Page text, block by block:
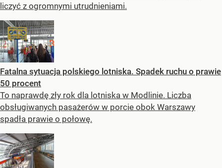
liczyć z ogromnymi utrudnieniami.
Fatalna sytuacja polskiego lotniska. Spadek ruchu o prawie
50 procent
To naprawdę zły rok dla lotniska w Modlinie. Liczba
obsługiwanych pasażerów w porcie obok Warszawy
spadła prawie o połowę.